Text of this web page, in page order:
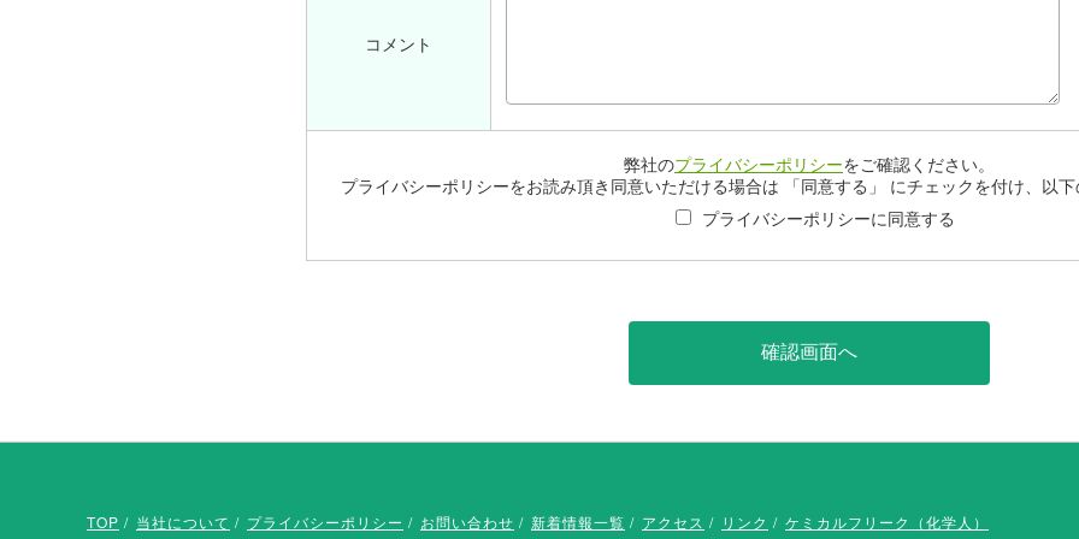
コメント
弊社のプライバシーポリシーをご確認ください。
プライバシーポリシーをお読み頂き同意いただける場合は 「同意する」 にチェックを付け、以下
プライバシーポリシーに同意する
TOP 当社について プライバシーポリシー お問い合わせ 新着情報一覧 アクセス リンク ケミカルフリーク（化学人）